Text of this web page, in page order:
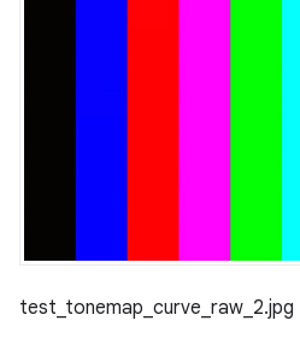
test_tonemap_curve_raw_2.jpg